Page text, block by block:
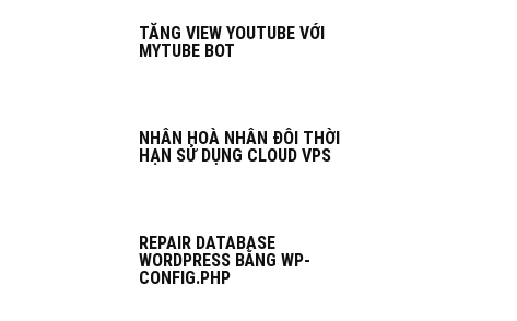
TĂNG VIEW YOUTUBE VỚI
MYTUBE BOT
NHÂN HOÀ NHÂN ĐÔI THỜI
HẠN SỬ DỤNG CLOUD VPS
REPAIR DATABASE
WORDPRESS BẰNG WP-
CONFIG.PHP